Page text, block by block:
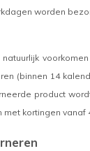
worden
natuurlijk
(binnen 14
product
met kortingen vanaf